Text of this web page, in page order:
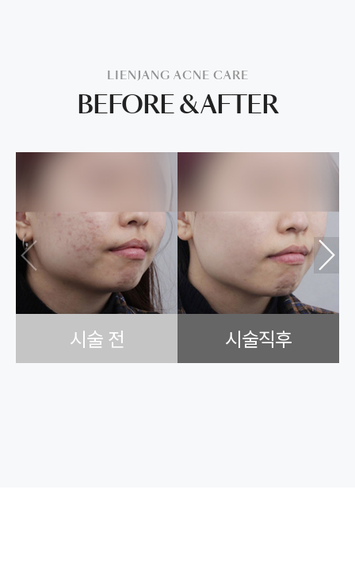
LIENJANG ACNE CARE
BEFORE & AFTER
시술 전 시술직후